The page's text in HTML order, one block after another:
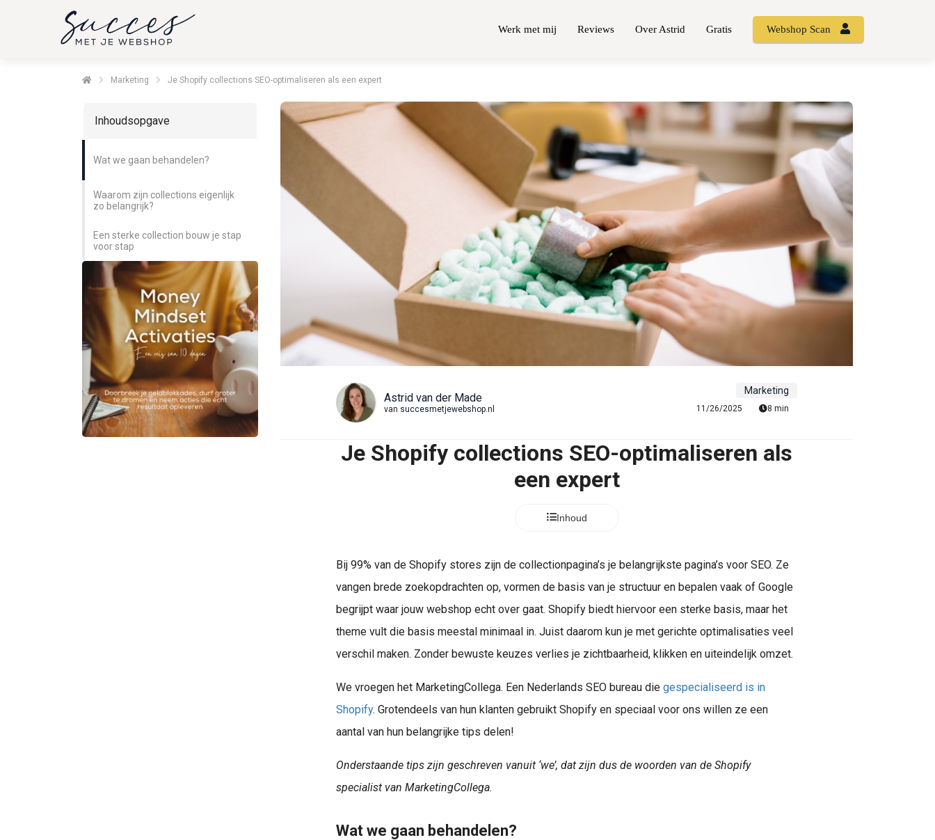
Werk met mij Reviews Over Astrid Gratis Webshop Scan
Marketing Je Shopify collections SEO-optimaliseren als een expert
Inhoudsopgave
Wat we gaan behandelen?
Waarom zijn collections eigenlijk
zo belangrijk?
Een sterke collection bouw je stap
voor stap
Astrid van der Made
van succesmetjewebshop.nl
Marketing
11/26/2025 8 min
Je Shopify collections SEO-optimaliseren als
een expert
Inhoud
Bij 99% van de Shopify stores zijn de collectionpagina’s je belangrijkste pagina’s voor SEO. Ze
vangen brede zoekopdrachten op, vormen de basis van je structuur en bepalen vaak of Google
begrijpt waar jouw webshop echt over gaat. Shopify biedt hiervoor een sterke basis, maar het
theme vult die basis meestal minimaal in. Juist daarom kun je met gerichte optimalisaties veel
verschil maken. Zonder bewuste keuzes verlies je zichtbaarheid, klikken en uiteindelijk omzet.
We vroegen het MarketingCollega. Een Nederlands SEO bureau die gespecialiseerd is in
Shopify. Grotendeels van hun klanten gebruikt Shopify en speciaal voor ons willen ze een
aantal van hun belangrijke tips delen!
Onderstaande tips zijn geschreven vanuit ‘we’, dat zijn dus de woorden van de Shopify
specialist van MarketingCollega.
Wat we gaan behandelen?